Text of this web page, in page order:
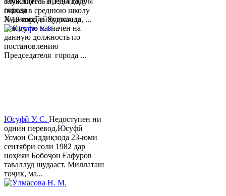
города
ХуджандГайбуллозода
Хайрулло назначен на
данную должность по
постановлению
Председателя города ...
пошел в среднюю школу
№18 города Худжанда, ...
Юсуфӣ У. C. Недоступен ни
однин перевод.Юсуфӣ
Усмон Сиддиқзода 23-юми
сентябри соли 1982 дар
ноҳияи Бобоҷон Ғафуров
таваллуд шудааст. Миллаташ
тоҷик, ма...